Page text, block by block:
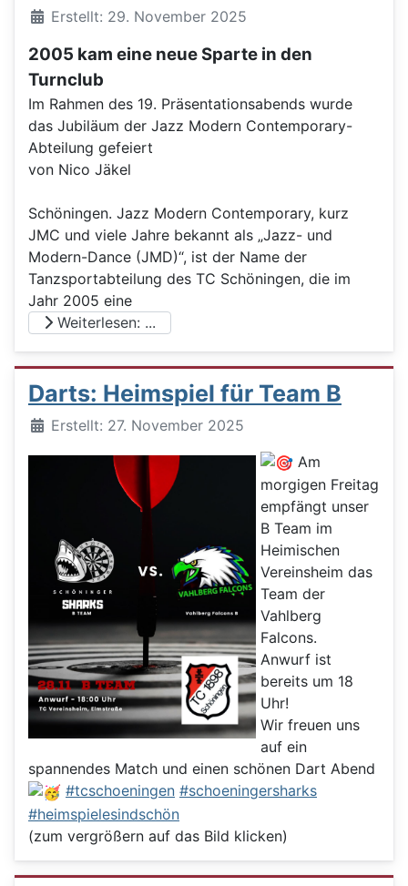
DetailsErstellt: 29. November 2025
2005 kam eine neue Sparte in den
Turnclub
Im Rahmen des 19. Präsentationsabends wurde
das Jubiläum der Jazz Modern Contemporary-
Abteilung gefeiert
von Nico Jäkel
Schöningen. Jazz Modern Contemporary, kurz
JMC und viele Jahre bekannt als „Jazz- und
Modern-Dance (JMD)“, ist der Name der
Tanzsportabteilung des TC Schöningen, die im
Jahr 2005 eine
Weiterlesen: ...
Darts: Heimspiel für Team B
DetailsErstellt: 27. November 2025
Am
morgigen Freitag
empfängt unser
B Team im
Heimischen
Vereinsheim das
Team der
Vahlberg
Falcons.
Anwurf ist
bereits um 18
Uhr!
Wir freuen uns
auf ein
spannendes Match und einen schönen Dart Abend
#tcschoeningen #schoeningersharks
#heimspielesindschön
(zum vergrößern auf das Bild klicken)